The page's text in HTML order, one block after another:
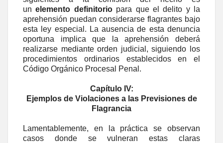
unelemento definitoriopara que el delito y la
aprehensión puedan considerarse flagrantes bajo
esta ley especial. La ausencia de esta denuncia
oportuna implica que la aprehensión deberá
realizarse mediante orden judicial, siguiendo los
procedimientos ordinarios establecidos en el
Código Orgánico Procesal Penal.
Capítulo IV:
Ejemplos de Violaciones a las Previsiones de
Flagrancia
Lamentablemente, en la práctica se observan
casos donde se vulneran estas claras